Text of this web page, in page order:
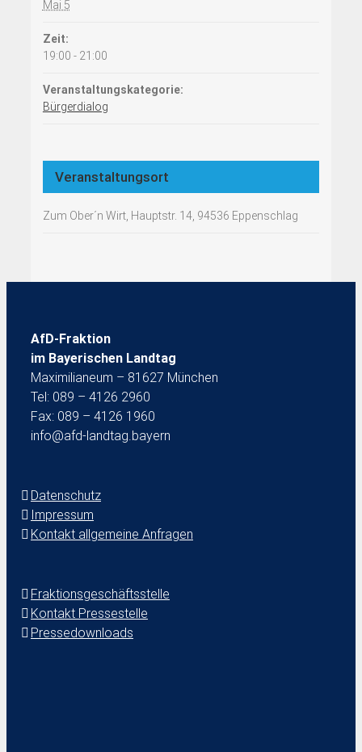
Mai 5
Zeit:
19:00 - 21:00
Veranstaltungskategorie:
Bürgerdialog
Veranstaltungsort
Zum Ober´n Wirt, Hauptstr. 14, 94536 Eppenschlag
AfD-Fraktion
im Bayerischen Landtag
Maximilianeum – 81627 München
Tel: 089 – 4126 2960
Fax: 089 – 4126 1960
info@afd-landtag.bayern
Datenschutz
Impressum
Kontakt allgemeine Anfragen
Fraktionsgeschäftsstelle
Kontakt Pressestelle
Pressedownloads